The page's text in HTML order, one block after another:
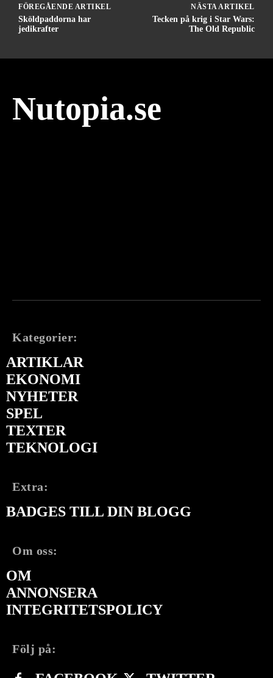
FÖREGÅENDE ARTIKEL
Sköldpaddorna har
jedikrafter
NÄSTA ARTIKEL
Tecken på krig i Star Wars:
The Old Republic
Nutopia.se
Kategorier:
ARTIKLAR
EKONOMI
NYHETER
SPEL
TEXTER
TEKNOLOGI
Extra:
BADGES TILL DIN BLOGG
Om oss:
OM
ANNONSERA
INTEGRITETSPOLICY
Följ på: